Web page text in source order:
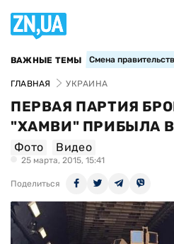
ВАЖНЫЕ ТЕМЫ Смена
ГЛАВНАЯ УКРАИНА
ПЕРВАЯ ПАРТИЯ
"ХАМВИ" ПРИБЫЛА
Фото Видео
25 марта, 2015, 15:41
Поделиться